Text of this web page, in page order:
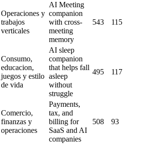
Operaciones y
trabajos
verticales
AI Meeting
companion
with cross-
meeting
memory
543 115
Consumo,
educacion,
juegos y estilo
de vida
AI sleep
companion
that helps fall
asleep
without
struggle
495 117
Comercio,
finanzas y
operaciones
Payments,
tax, and
billing for
SaaS and AI
companies
508 93